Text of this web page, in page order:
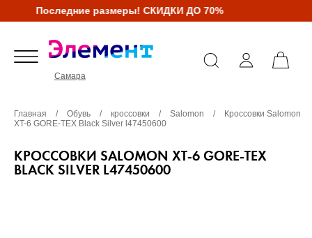
Последние размеры! СКИДКИ ДО 70%
Самара
Главная / Обувь / кроссовки / Salomon /
Кроссовки Salomon
XT-6 GORE-TEX Black Silver l47450600
КРОССОВКИ SALOMON XT-6 GORE-TEX
BLACK SILVER L47450600